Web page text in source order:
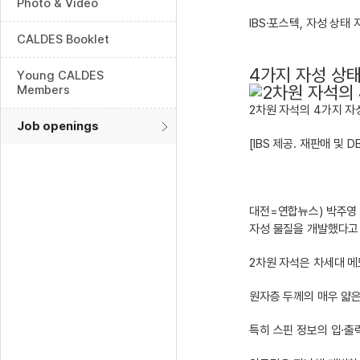
Photo & Video
CALDES Booklet
Young CALDES
Members
Job openings
IBS·포스텍, 자성 상태
4가지 자성 상
2차원 자석의 4가지 자
[IBS 제공. 재판매 및
대전=연합뉴스) 박주
자성 물질을 개발했다
2차원 자석은 차세대
원자층 두께의 매우 얇
특히 스핀 정보의 입·